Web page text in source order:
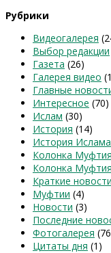
Рубрики
Видеогалерея
Выбор редакции
Газета (26)
Галерея видео
Главные
Интересное (70)
Ислам (30)
История (14)
История
Колонка Муфтия
Колонка Муфтия
Краткие новости
Муфтии (4)
Новости (3)
Последние
Фотогалерея
Цитаты дня (1)